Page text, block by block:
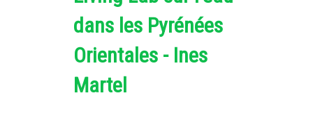
dans les Pyrénées
Orientales - Ines
Martel